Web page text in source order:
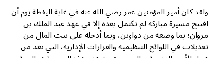
ولقد كان أمير المؤمنين عمر رضي الله عنه في غاية اليقظة يوم أن
افتتح مسيرة مباركة لم تكتمل بعده إلا في عهد عبد الملك بن
مروان؛ بما وضعه من دواوين، وبما أدخله على بيت المال من
تعديلات في اللوائح التنظيمية والقرارات الإدارية، التي تعد من